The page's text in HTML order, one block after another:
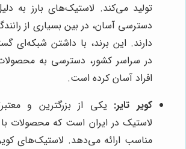
تولید می‌کند. لاستیک‌های بارز به
دسترسی آسان، در بین بسیاری از
دارند. این برند، با داشتن شبکه‌ای
در سراسر کشور، دسترسی به
افراد آسان کرده است.
کویر تایر: یکی از بزرگترین و
لاستیک در ایران است که محصولات با
مناسب ارائه می‌دهد. لاستیک‌های